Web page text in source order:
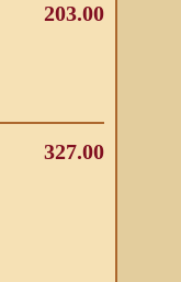
203.00
327.00